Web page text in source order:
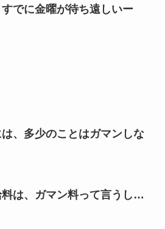
でに金曜が待ち遠しいー
は、多少のことはガマンしな
料は、ガマン料って言うし…